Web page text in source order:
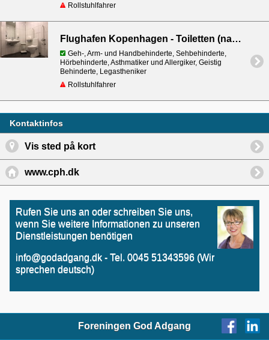
Rollstuhlfahrer
Flughafen Kopenhagen - Toiletten (nach Sicherheitskontrolle) - neben Aamanns Cafe
Geh-, Arm- und Handbehinderte, Sehbehinderte,
Hörbehinderte, Asthmatiker und Allergiker, Geistig
Behinderte, Legastheniker
Rollstuhlfahrer
Kontaktinfos
Vis sted på kort
www.cph.dk
Rufen Sie uns an oder schreiben Sie uns,
wenn Sie weitere Informationen zu unseren
Dienstleistungen benötigen
info@godadgang.dk - Tel. 0045 51343596 (Wir
sprechen deutsch)
Foreningen God Adgang